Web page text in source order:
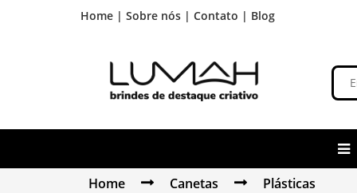
Home | Sobre nós | Contato | Blog
Home Canetas Plásticas